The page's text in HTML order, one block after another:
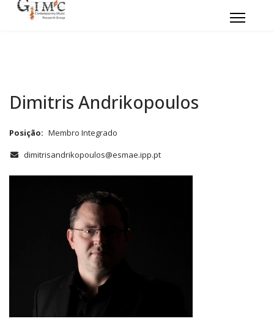
Dimitris Andrikopoulos
Posição: Membro Integrado
COM_CONTACT_EMAIL
dimitrisandrikopoulos@esmae.ipp.pt